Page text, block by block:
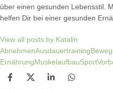
über einen gesunden Lebensstil.
helfen Dir bei einer gesunden
View all posts by Katalin
AbnehmenAusdauertraining
ErnährungMuskelaufbauSport